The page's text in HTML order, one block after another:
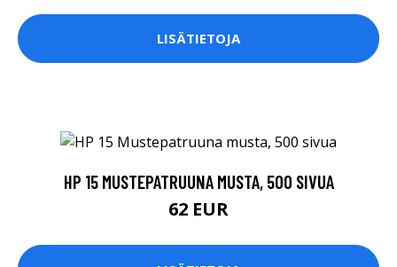
LISÄTIETOJA
HP 15 MUSTEPATRUUNA MUSTA, 500 SIVUA
62 EUR